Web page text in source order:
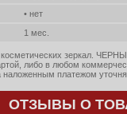
• нет
1 мес.
зеркал.
либо в любом
платежом
ОТЗЫВЫ О